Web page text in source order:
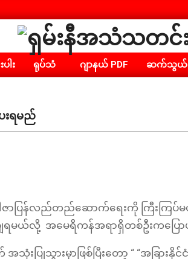
ရှမ်း
နီ
သတင်း
ါး ရုပ်သံ ဂျာနယ် PDF ဆက်သွယ်
းရမည်
ဇာပြန်လည်တည်ဆောက်ရေးကို ကြီးကြပ်မ
ရမယ်လို့ အမေရိကန်အရာရှိတစ်ဦးကပြော
ြုသွားမှာဖြစ်ပြီးတော့ “ “အခြားနို